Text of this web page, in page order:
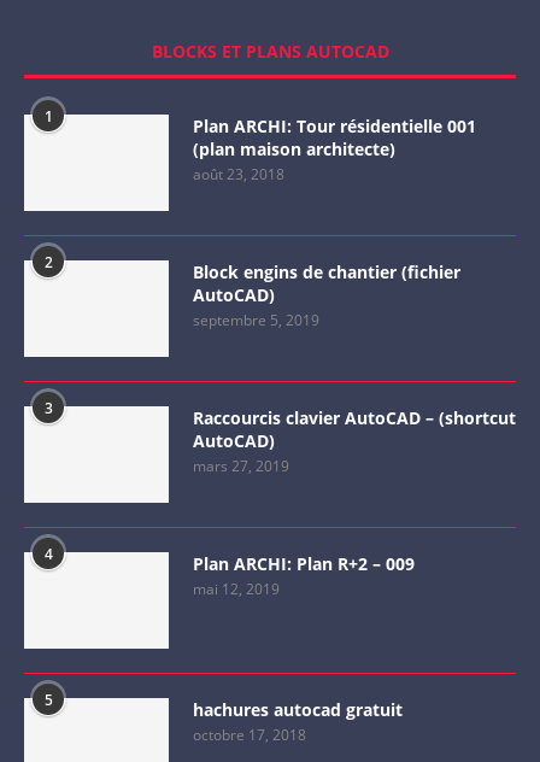
BLOCKS ET PLANS AUTOCAD
1
Plan ARCHI: Tour résidentielle 001
(plan maison architecte)
août 23, 2018
2
Block engins de chantier (fichier
AutoCAD)
septembre 5, 2019
3
Raccourcis clavier AutoCAD – (shortcut
AutoCAD)
mars 27, 2019
4 Plan ARCHI: Plan R+2 – 009
mai 12, 2019
5 hachures autocad gratuit
octobre 17, 2018